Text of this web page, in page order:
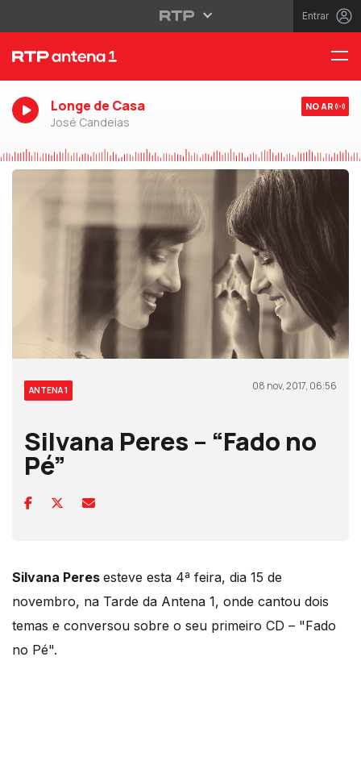
Entrar
Longe de Casa
José Candeias
NO AR
ANTENA 1 08 nov, 2017, 06:56
Silvana Peres – “Fado no
Pé”
Silvana Peres esteve esta 4ª feira, dia 15 de
novembro, na Tarde da Antena 1, onde cantou dois
temas e conversou sobre o seu primeiro CD – "Fado
no Pé".